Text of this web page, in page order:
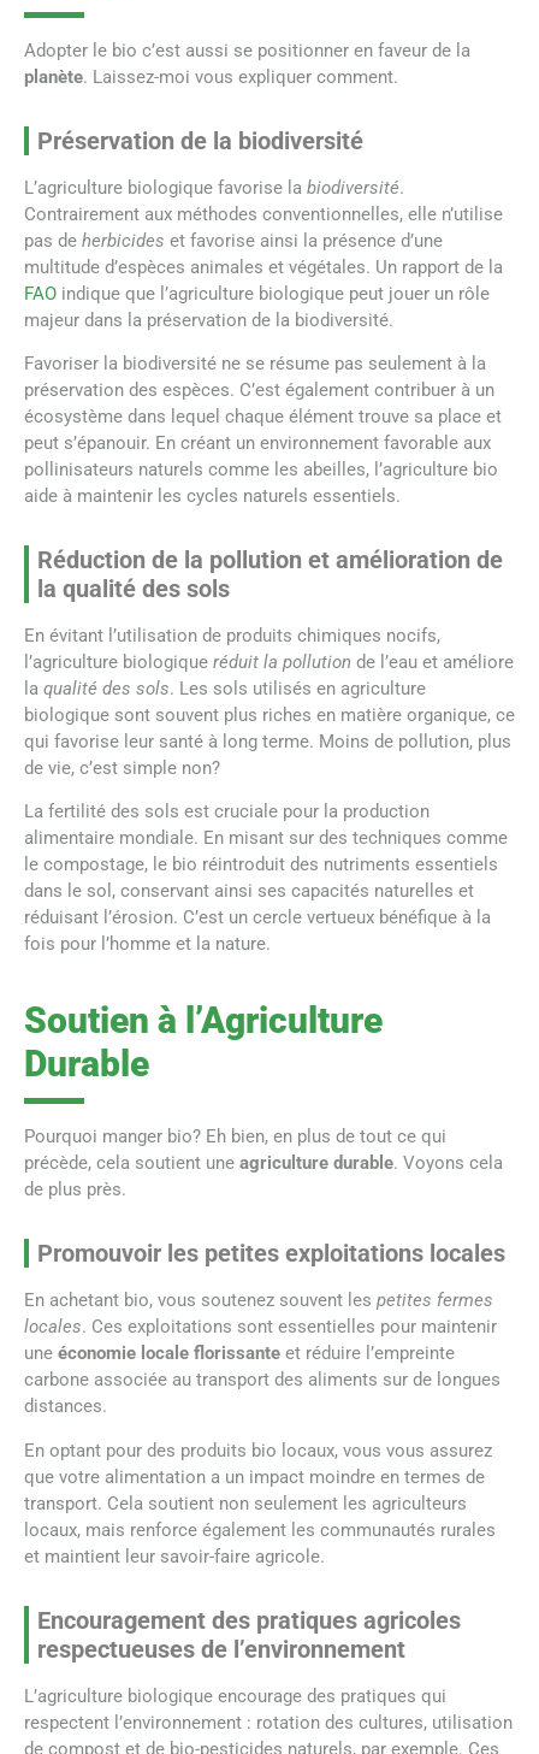
Adopter le bio c’est aussi se positionner en faveur de la
planète. Laissez-moi vous expliquer comment.
Préservation de la biodiversité
L’agriculture biologique favorise la biodiversité.
Contrairement aux méthodes conventionnelles, elle n’utilise
pas de herbicides et favorise ainsi la présence d’une
multitude d’espèces animales et végétales. Un rapport de la
FAO indique que l’agriculture biologique peut jouer un rôle
majeur dans la préservation de la biodiversité.
Favoriser la biodiversité ne se résume pas seulement à la
préservation des espèces. C’est également contribuer à un
écosystème dans lequel chaque élément trouve sa place et
peut s’épanouir. En créant un environnement favorable aux
pollinisateurs naturels comme les abeilles, l’agriculture bio
aide à maintenir les cycles naturels essentiels.
Réduction de la pollution et amélioration de
la qualité des sols
En évitant l’utilisation de produits chimiques nocifs,
l’agriculture biologique réduit la pollution de l’eau et améliore
la qualité des sols. Les sols utilisés en agriculture
biologique sont souvent plus riches en matière organique, ce
qui favorise leur santé à long terme. Moins de pollution, plus
de vie, c’est simple non?
La fertilité des sols est cruciale pour la production
alimentaire mondiale. En misant sur des techniques comme
le compostage, le bio réintroduit des nutriments essentiels
dans le sol, conservant ainsi ses capacités naturelles et
réduisant l’érosion. C’est un cercle vertueux bénéfique à la
fois pour l’homme et la nature.
Soutien à l’Agriculture
Durable
Pourquoi manger bio? Eh bien, en plus de tout ce qui
précède, cela soutient une agriculture durable. Voyons cela
de plus près.
Promouvoir les petites exploitations locales
En achetant bio, vous soutenez souvent les petites fermes
locales. Ces exploitations sont essentielles pour maintenir
une économie locale florissante et réduire l’empreinte
carbone associée au transport des aliments sur de longues
distances.
En optant pour des produits bio locaux, vous vous assurez
que votre alimentation a un impact moindre en termes de
transport. Cela soutient non seulement les agriculteurs
locaux, mais renforce également les communautés rurales
et maintient leur savoir-faire agricole.
Encouragement des pratiques agricoles
respectueuses de l’environnement
L’agriculture biologique encourage des pratiques qui
respectent l’environnement : rotation des cultures, utilisation
de compost et de bio-pesticides naturels, par exemple. Ces